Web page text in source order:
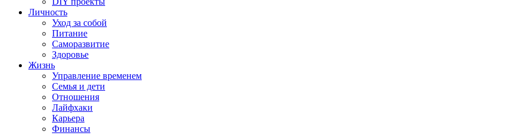
Личность
Уход за собой
Питание
Саморазвитие
Здоровье
Жизнь
Управление временем
Семья и дети
Отношения
Лайфхаки
Карьера
Финансы